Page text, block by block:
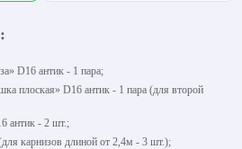
D16 антик - 1 пара;
плоская» D16 антик - 1 пара (для второй
антик - 2 шт.;
карнизов длиной от 2,4м - 3 шт.);